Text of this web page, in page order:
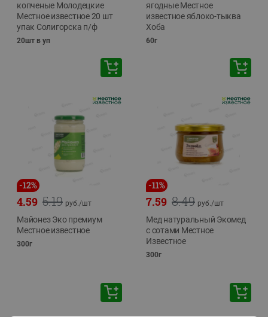
копченые Молодецкие
Местное известное 20 шт
упак Солигорска п/ф
20шт в уп
ягодные Местное
известное яблоко-тыква
Хоба
60г
-12%
5.19
4.59 руб./шт
Майонез Эко премиум
Местное известное
300г
-11%
8.49
7.59 руб./шт
Мед натуральный Экомед
с сотами Местное
Известное
300г